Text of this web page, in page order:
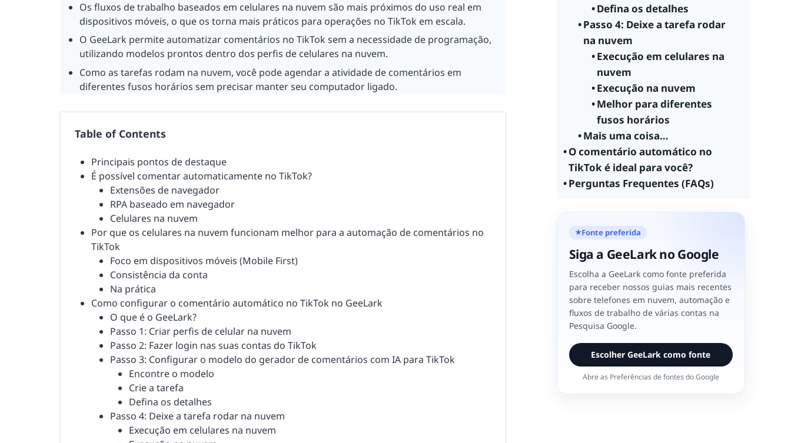
Os fluxos de trabalho baseados em celulares na nuvem são mais próximos do uso real em
dispositivos móveis, o que os torna mais práticos para operações no TikTok em escala.
O GeeLark permite automatizar comentários no TikTok sem a necessidade de programação,
utilizando modelos prontos dentro dos perfis de celulares na nuvem.
Como as tarefas rodam na nuvem, você pode agendar a atividade de comentários em
diferentes fusos horários sem precisar manter seu computador ligado.
Table of Contents
Principais pontos de destaque
É possível comentar automaticamente no TikTok?
Extensões de navegador
RPA baseado em navegador
Celulares na nuvem
Por que os celulares na nuvem funcionam melhor para a automação de comentários no
TikTok
Foco em dispositivos móveis (Mobile First)
Consistência da conta
Na prática
Como configurar o comentário automático no TikTok no GeeLark
O que é o GeeLark?
Passo 1: Criar perfis de celular na nuvem
Passo 2: Fazer login nas suas contas do TikTok
Passo 3: Configurar o modelo do gerador de comentários com IA para TikTok
Encontre o modelo
Crie a tarefa
Defina os detalhes
Passo 4: Deixe a tarefa rodar na nuvem
Execução em celulares na nuvem
Defina os detalhes
Passo 4: Deixe a tarefa rodar
na nuvem
Execução em celulares na
nuvem
Execução na nuvem
Melhor para diferentes
fusos horários
Mais uma coisa…
O comentário automático no
TikTok é ideal para você?
Perguntas Frequentes (FAQs)
★Fonte preferida
Siga a GeeLark no Google
Escolha a GeeLark como fonte preferida
para receber nossos guias mais recentes
sobre telefones em nuvem, automação e
fluxos de trabalho de várias contas na
Pesquisa Google.
Escolher GeeLark como fonte
Abre as Preferências de fontes do Google